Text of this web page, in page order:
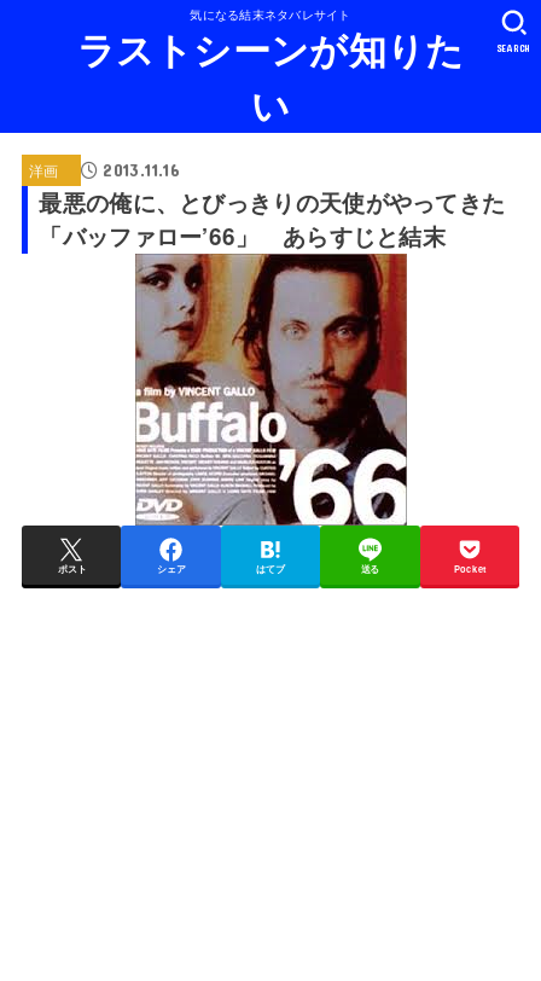
気になる結末ネタバレサイト
ラストシーンが知りた
い
SEARCH
洋画 2013.11.16
最悪の俺に、とびっきりの天使がやってきた
「バッファロー’66」 あらすじと結末
ポスト シェア はてブ 送る Pocket